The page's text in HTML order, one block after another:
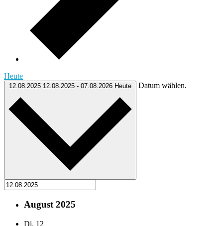
Heute
12.08.2025 12.08.2025 - 07.08.2026 Heute Datum wählen.
August 2025
Di. 12